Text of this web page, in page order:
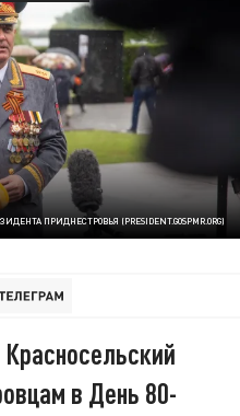
ПРИДНЕСТРОВЬЯ (PRESIDENT.GOSPMR.ORG)
в День 80-